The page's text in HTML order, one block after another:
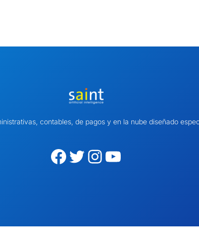
contables, de pagos y en la nube diseñado
Facebook Twitter Instagram YouTube